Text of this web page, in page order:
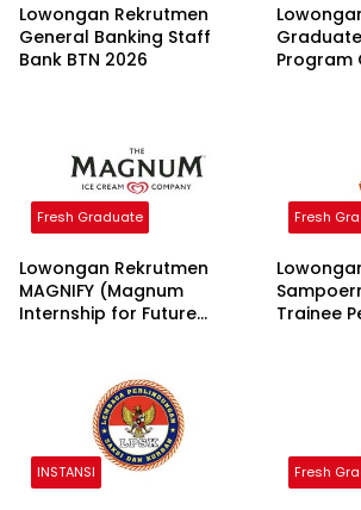
Lowongan Rekrutmen
General Banking Staff
Bank BTN 2026
Program
Fresh Graduate
Lowongan Rekrutmen
MAGNIFY (Magnum
Internship for Future
Fresh
Trainee
INSTANSI Fresh